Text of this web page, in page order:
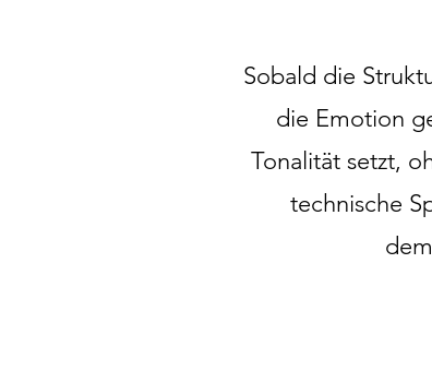
Sobald die
die Emotion
Tonalität setzt,
technische